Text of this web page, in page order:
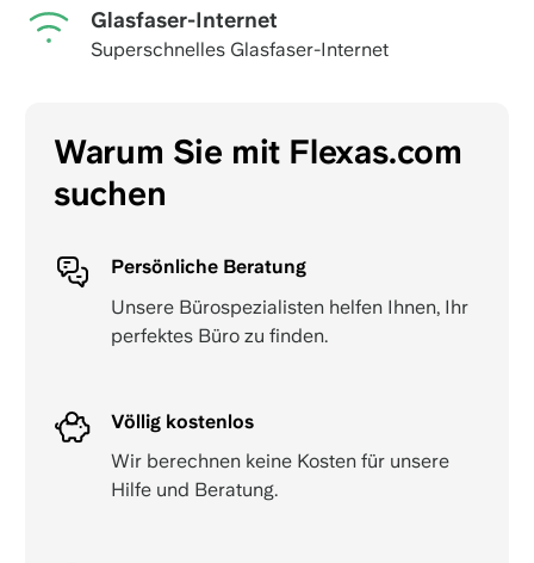
Glasfaser-Internet
Superschnelles Glasfaser-Internet
Warum Sie mit Flexas.com
suchen
Persönliche Beratung
Unsere Bürospezialisten helfen Ihnen, Ihr
perfektes Büro zu finden.
Völlig kostenlos
Wir berechnen keine Kosten für unsere
Hilfe und Beratung.